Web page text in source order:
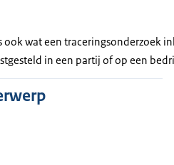
ook wat een traceringsonderzoek
in een partij of op een